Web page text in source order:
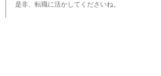
是非、転職に活かしてくださいね。